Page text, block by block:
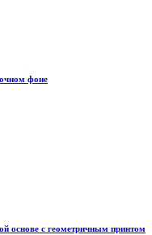
фоне
основе с геометричным принтом